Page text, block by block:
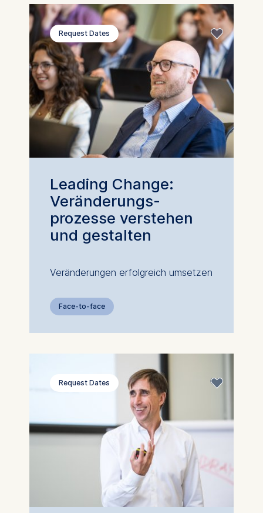
Request Dates
Leading Change:
Veränderungs­
prozesse verstehen
und gestalten
Veränderungen erfolgreich umsetzen
Face-to-face
Request Dates